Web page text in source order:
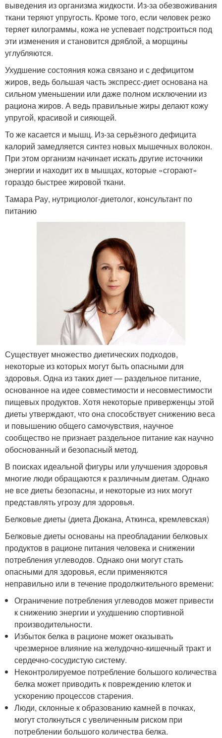
выведения из организма жидкости. Из-за обезвоживания
ткани теряют упругость. Кроме того, если человек резко
теряет килограммы, кожа не успевает подстроиться под
эти изменения и становится дряблой, а морщины
углубляются.
Ухудшение состояния кожа связано и с дефицитом
жиров, ведь большая часть экспресс-диет основана на
сильном уменьшении или даже полном исключении из
рациона жиров. А ведь правильные жиры делают кожу
упругой, красивой и сияющей.
То же касается и мышц. Из-за серьёзного дефицита
калорий замедляется синтез новых мышечных волокон.
При этом организм начинает искать другие источники
энергии и находит их в мышцах, которые «сгорают»
гораздо быстрее жировой ткани.
Тамара Рау, нутрициолог-диетолог, консультант по
питанию
Существует множество диетических подходов,
некоторые из которых могут быть опасными для
здоровья. Одна из таких диет — раздельное питание,
основанное на идее совместимости и несовместимости
пищевых продуктов. Хотя некоторые приверженцы этой
диеты утверждают, что она способствует снижению веса
и повышению общего самочувствия, научное
сообщество не признает раздельное питание как научно
обоснованный и безопасный метод.
В поисках идеальной фигуры или улучшения здоровья
многие люди обращаются к различным диетам. Однако
не все диеты безопасны, и некоторые из них могут
представлять угрозу для здоровья.
Белковые диеты (диета Дюкана, Аткинса, кремлевская)
Белковые диеты основаны на преобладании белковых
продуктов в рационе питания человека и снижении
потребления углеводов. Однако они могут стать
опасными для здоровья, если применяются
неправильно или в течение продолжительного времени:
Ограничение потребления углеводов может привести
к снижению энергии и ухудшению спортивной
производительности.
Избыток белка в рационе может оказывать
чрезмерное влияние на желудочно-кишечный тракт и
сердечно-сосудистую систему.
Неконтролируемое потребление большого количества
белка может приводить к повреждению клеток и
ускорению процессов старения.
Люди, склонные к образованию камней в почках,
могут столкнуться с увеличенным риском при
потреблении большого количества белка.